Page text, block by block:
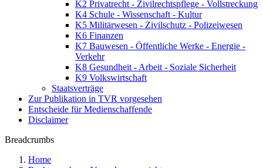
K2 Privatrecht - Zivilrechtspflege - Vollstreckung
K4 Schule - Wissenschaft - Kultur
K5 Militärwesen - Zivilschutz - Polizeiwesen
K6 Finanzen
K7 Bauwesen - Öffentliche Werke - Energie -
Verkehr
K8 Gesundheit - Arbeit - Soziale Sicherheit
K9 Volkswirtschaft
Staatsverträge
Zur Publikation in TVR vorgesehen
Entscheide für Medienschaffende
Disclaimer
Breadcrumbs
Home